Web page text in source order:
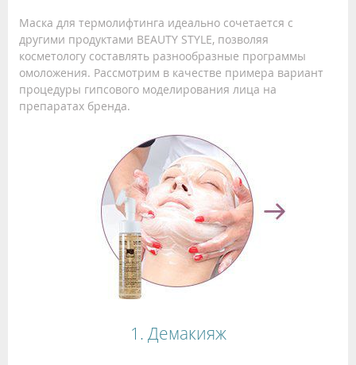
Маска для термолифтинга идеально сочетается с
другими продуктами BEAUTY STYLE, позволяя
косметологу составлять разнообразные программы
омоложения. Рассмотрим в качестве примера вариант
процедуры гипсового моделирования лица на
препаратах бренда.
1. Демакияж